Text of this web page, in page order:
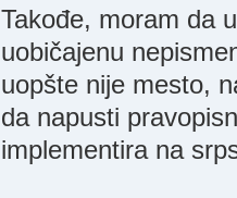
Takođe, moram da
uobičajenu
uopšte nije mesto,
da napusti
implementira na